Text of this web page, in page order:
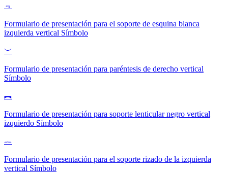
﹃
Formulario de presentación para el soporte de esquina blanca
izquierda vertical Símbolo
︶
Formulario de presentación para paréntesis de derecho vertical
Símbolo
︻
Formulario de presentación para soporte lenticular negro vertical
izquierdo Símbolo
︷
Formulario de presentación para el soporte rizado de la izquierda
vertical Símbolo